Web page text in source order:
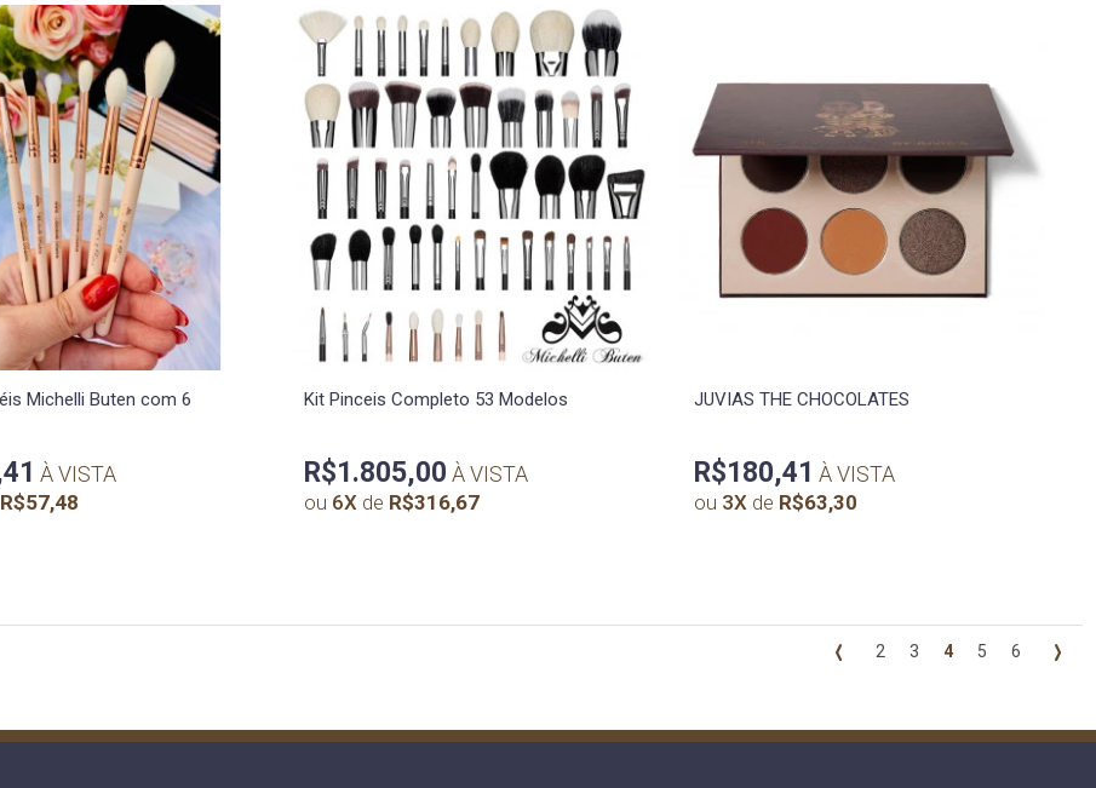
Michelli Buten com 6
À VISTA
R$57,48
Kit Pinceis Completo 53 Modelos
R$1.805,00 À VISTA
ou 6X de R$316,67
JUVIAS THE CHOCOLATES
R$180,41 À VISTA
ou 3X de R$63,30
2 3 4 5 6